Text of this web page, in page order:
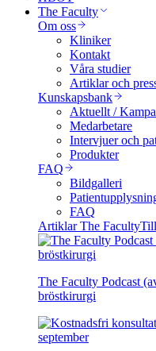
The Faculty
Om oss
Kliniker
Kontakt
Våra studier
Artiklar och
Kunskapsbank
Aktuellt /
Medarbetare
Intervjuer och
Produkter
FAQ
Bildgalleri
FAQ
Artiklar The Faculty
The Faculty Podcast
bröstkirurgi